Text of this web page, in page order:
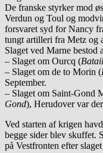
De franske styrker mod
Verdun og Toul og
forsvaret syd for Nancy
tungt artilleri fra Metz og
Slaget ved Marne bestod
– Slaget om Ourcq (
– Slaget om de to Morin (
September.
– Slaget om Saint-Gond
Gond), Herudover var
Ved starten af ​​krigen
begge sider blev skuffet.
på Vestfronten efter